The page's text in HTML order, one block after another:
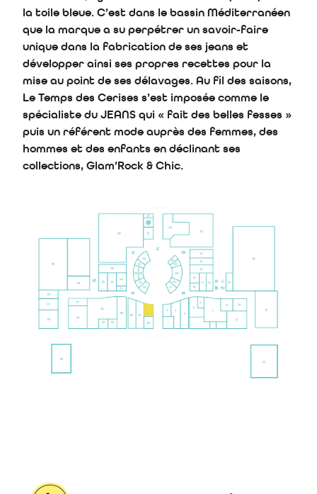
la toile bleue. C’est dans le bassin Méditerranéen
que la marque a su perpétrer un savoir-faire
unique dans la fabrication de ses jeans et
développer ainsi ses propres recettes pour la
mise au point de ses délavages. Au fil des saisons,
Le Temps des Cerises s’est imposée comme le
spécialiste du JEANS qui « fait des belles fesses »
puis un référent mode auprès des femmes, des
hommes et des enfants en déclinant ses
collections, Glam’Rock & Chic.